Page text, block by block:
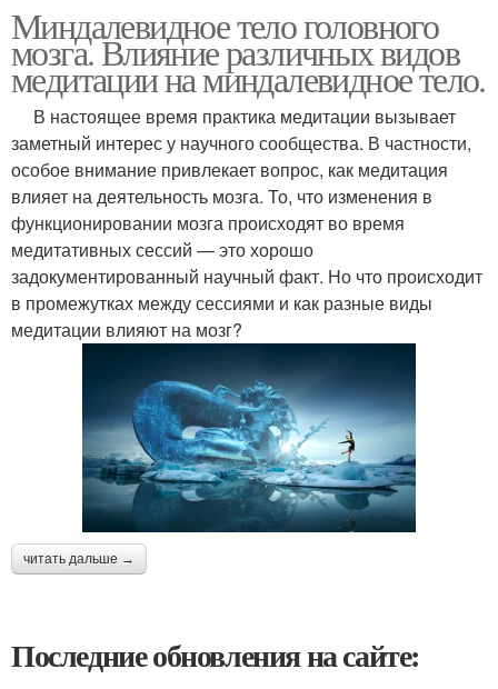
Миндалевидное тело головного
мозга. Влияние различных видов
медитации на миндалевидное тело.
В настоящее время практика медитации вызывает
заметный интерес у научного сообщества. В частности,
особое внимание привлекает вопрос, как медитация
влияет на деятельность мозга. То, что изменения в
функционировании мозга происходят во время
медитативных сессий — это хорошо
задокументированный научный факт. Но что происходит
в промежутках между сессиями и как разные виды
медитации влияют на мозг?
читать дальше →
Последние обновления на сайте: